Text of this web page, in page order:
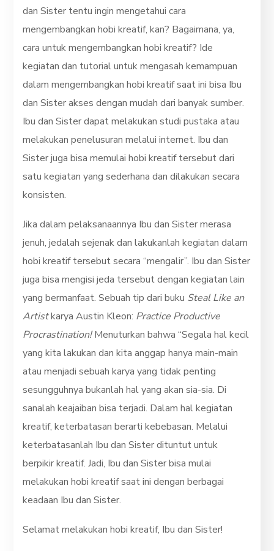
dan Sister tentu ingin mengetahui cara
mengembangkan hobi kreatif, kan? Bagaimana, ya,
cara untuk mengembangkan hobi kreatif? Ide
kegiatan dan tutorial untuk mengasah kemampuan
dalam mengembangkan hobi kreatif saat ini bisa Ibu
dan Sister akses dengan mudah dari banyak sumber.
Ibu dan Sister dapat melakukan studi pustaka atau
melakukan penelusuran melalui internet. Ibu dan
Sister juga bisa memulai hobi kreatif tersebut dari
satu kegiatan yang sederhana dan dilakukan secara
konsisten.
Jika dalam pelaksanaannya Ibu dan Sister merasa
jenuh, jedalah sejenak dan lakukanlah kegiatan dalam
hobi kreatif tersebut secara “mengalir”. Ibu dan Sister
juga bisa mengisi jeda tersebut dengan kegiatan lain
yang bermanfaat. Sebuah tip dari buku Steal Like an
Artistkarya Austin Kleon: Practice Productive
Procrastination!Menuturkan bahwa “Segala hal kecil
yang kita lakukan dan kita anggap hanya main-main
atau menjadi sebuah karya yang tidak penting
sesungguhnya bukanlah hal yang akan sia-sia. Di
sanalah keajaiban bisa terjadi. Dalam hal kegiatan
kreatif, keterbatasan berarti kebebasan. Melalui
keterbatasanlah Ibu dan Sister dituntut untuk
berpikir kreatif. Jadi, Ibu dan Sister bisa mulai
melakukan hobi kreatif saat ini dengan berbagai
keadaan Ibu dan Sister.
Selamat melakukan hobi kreatif, Ibu dan Sister!